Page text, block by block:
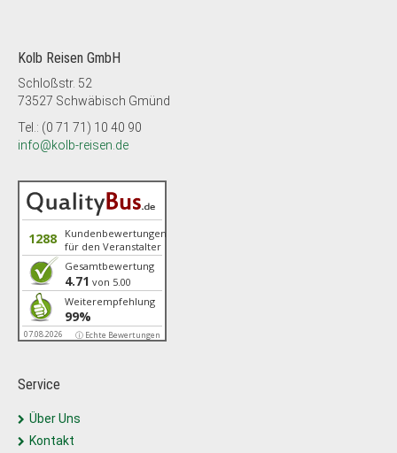
Kolb Reisen GmbH
Schloßstr. 52
73527 Schwäbisch Gmünd
Tel.: (0 71 71) 10 40 90
info@kolb-reisen.de
1288
Kundenbewertungen
für den Veranstalter
Gesamtbewertung
4.71 von 5.00
Weiterempfehlung
99%
07.08.2026 ⓘ Echte Bewertungen
Service
Über Uns
Kontakt